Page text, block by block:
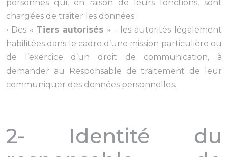
personnes qui, en raison de leurs fonctions, sont
chargées de traiter les données ;
• Des « Tiers autorisés » - les autorités légalement
habilitées dans le cadre d’une mission particulière ou
de l’exercice d’un droit de communication, à
demander au Responsable de traitement de leur
communiquer des données personnelles.
2- Identité du